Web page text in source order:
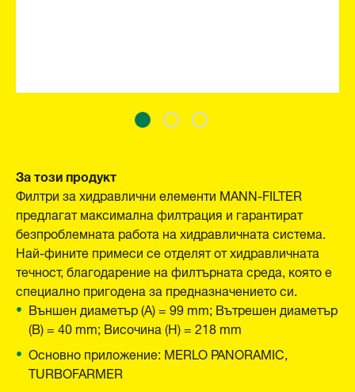
За този продукт
Филтри за хидравлични елементи MANN-FILTER
предлагат максимална филтрация и гарантират
безпроблемната работа на хидравличната система.
Най-фините примеси се отделят от хидравличната
течност, благодарение на филтърната среда, която е
специално пригодена за предназначението си.
Външен диаметър (A) = 99 mm; Вътрешен диаметър
(B) = 40 mm; Височина (H) = 218 mm
Основно приложение: MERLO PANORAMIC,
TURBOFARMER